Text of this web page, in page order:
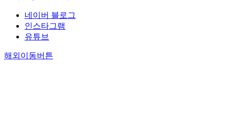
네이버 블로그
인스타그램
유튜브
해외이동버튼